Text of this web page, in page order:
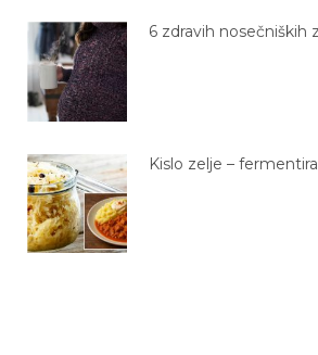
6 zdravih nosečniških
Kislo zelje –